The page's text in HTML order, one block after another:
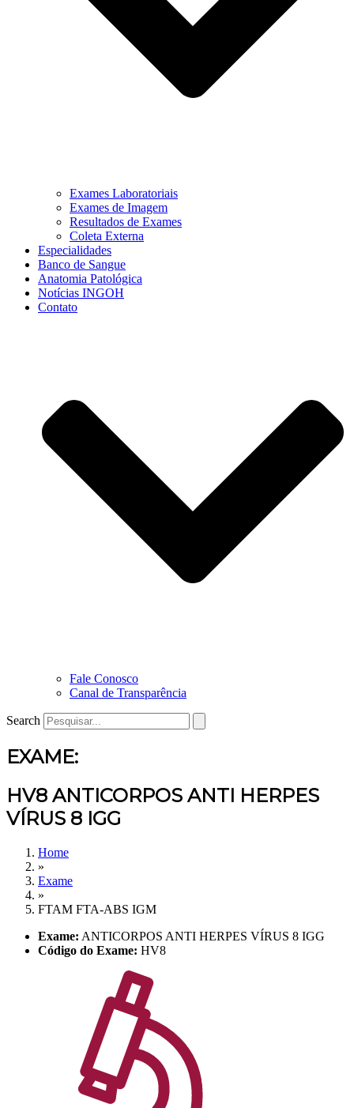
Exames Laboratoriais
Exames de Imagem
Resultados de Exames
Coleta Externa
Especialidades
Banco de Sangue
Anatomia Patológica
Notícias INGOH
Contato
Fale Conosco
Canal de Transparência
Search
EXAME:
HV8 ANTICORPOS ANTI HERPES
VÍRUS 8 IGG
Home
»
Exame
»
FTAM FTA-ABS IGM
Exame: ANTICORPOS ANTI HERPES VÍRUS 8 IGG
Código do Exame: HV8